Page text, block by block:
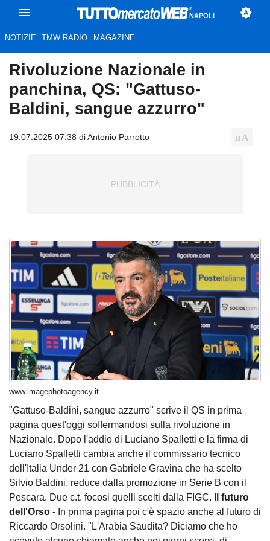
NAPOLI
NOTIZIE TMW RADIO MAGAZINE
Rivoluzione Nazionale in
panchina, QS: "Gattuso-
Baldini, sangue azzurro"
19.07.2025 07:38 di Antonio Parrotto
www.imagephotoagency.it
"Gattuso-Baldini, sangue azzurro" scrive il QS in prima
pagina quest'oggi soffermandosi sulla rivoluzione in
Nazionale. Dopo l'addio di Luciano Spalletti e la firma di
Luciano Spalletti cambia anche il commissario tecnico
dell'Italia Under 21 con Gabriele Gravina che ha scelto
Silvio Baldini, reduce dalla promozione in Serie B con il
Pescara. Due c.t. focosi quelli scelti dalla FIGC.
Il futuro
dell'Orso - In prima pagina poi c'è spazio anche al futuro di
Riccardo Orsolini. "L'Arabia Saudita? Diciamo che ho